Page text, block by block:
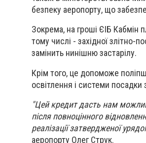
безпеку аеропорту, що
Зокрема, на гроші ЄІБ Кабмін
тому числі - західної злітно-
замінить нинішню застарілу.
Крім того, це допоможе
освітлення і системи
"Цей кредит дасть нам
після повноцінного
реалізації затвердженої
аеропорту Олег Струк.